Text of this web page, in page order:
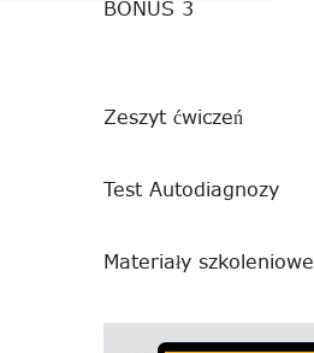
BONUS 3
Zeszyt ćwiczeń
Test Autodiagnozy
Materiały szkoleniowe